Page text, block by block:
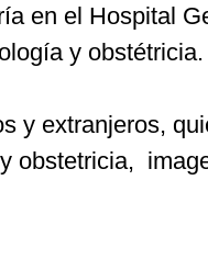
en el Hospital
y obstétricia.
y extranjeros,
obstetricia,